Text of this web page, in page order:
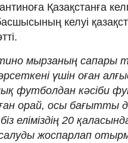
Қазақстанға
келуі
мырзаның сапары
үшін оған
футболдан кәсіби
орай, осы бағытты
еліміздің 20
жоспарлап